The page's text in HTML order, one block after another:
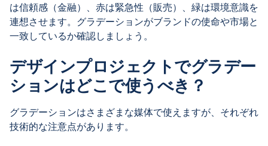
は信頼感（金融）、赤は緊急性（販売）、緑は環境意識を
連想させます。グラデーションがブランドの使命や市場と
一致しているか確認しましょう。
デザインプロジェクトでグラデー
ションはどこで使うべき？
グラデーションはさまざまな媒体で使えますが、それぞれ
技術的な注意点があります。